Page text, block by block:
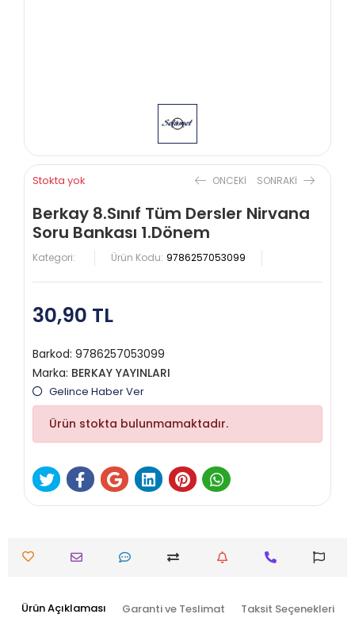
Stokta yok ONCEKI SONRAKI
Berkay 8.Sınıf Tüm Dersler Nirvana
Soru Bankası 1.Dönem
Kategori: Ürün Kodu: 9786257053099
30,90 TL
Barkod: 9786257053099
Marka: BERKAY YAYINLARI
Gelince Haber Ver
Ürün stokta bulunmamaktadır.
Ürün Açıklaması Garanti ve Teslimat Taksit Seçenekleri